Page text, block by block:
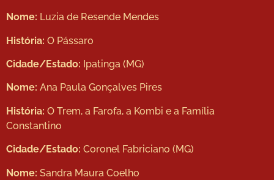
Nome: Luzia de Resende Mendes
História: O Pássaro
Cidade/Estado: Ipatinga (MG)
Nome: Ana Paula Gonçalves Pires
História: O Trem, a Farofa, a Kombi e a Família
Constantino
Cidade/Estado: Coronel Fabriciano (MG)
Nome: Sandra Maura Coelho